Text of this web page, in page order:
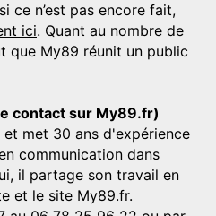
ce n’est pas encore fait,
ici. Quant au nombre de
que My89 réunit un public
contact sur My89.fr)
met 30 ans d'expérience
communication dans
il partage son travail en
et le site My89.fr.